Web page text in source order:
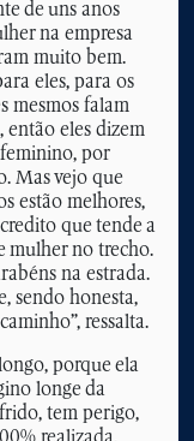
de uns anos
na empresa
muito bem.
eles, para os
mesmos falam
então eles dizem
por
Mas vejo que
estão melhores,
que tende a
mulher no trecho.
na estrada.
sendo honesta,
ressalta.
porque ela
longe da
tem perigo,